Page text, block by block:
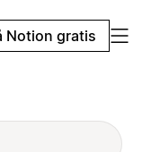
Notion gratis